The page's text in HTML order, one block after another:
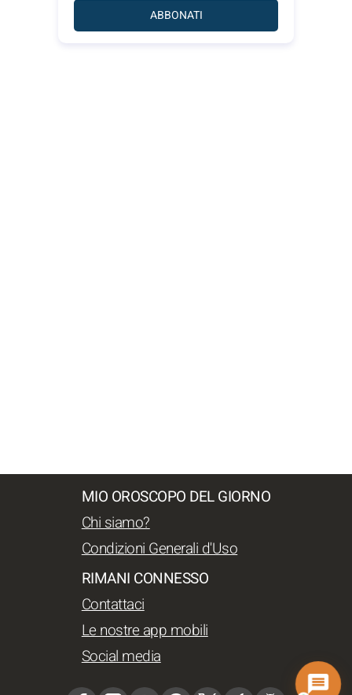
ABBONATI
MIO OROSCOPO DEL GIORNO
Chi siamo?
Condizioni Generali d'Uso
RIMANI CONNESSO
Contattaci
Le nostre app mobili
Social media